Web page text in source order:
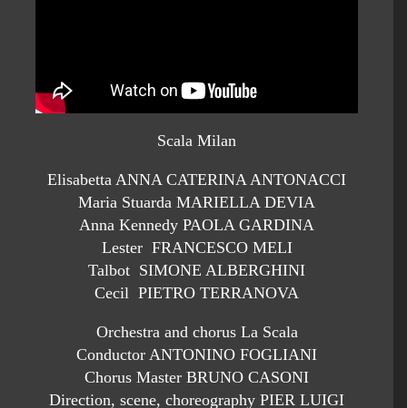
Scala Milan
Elisabetta ANNA CATERINA ANTONACCI
Maria Stuarda MARIELLA DEVIA
Anna Kennedy PAOLA GARDINA
Lester FRANCESCO MELI
Talbot SIMONE ALBERGHINI
Cecil PIETRO TERRANOVA
Orchestra and chorus La Scala
Conductor ANTONINO FOGLIANI
Chorus Master BRUNO CASONI
Direction, scene, choreography PIER LUIGI